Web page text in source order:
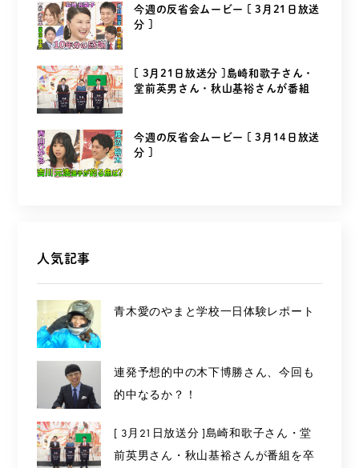
今週の反省会ムービー [ 3月21日放送
分 ]
[ 3月21日放送分 ]島崎和歌子さん・
堂前英男さん・秋山基裕さんが番組
今週の反省会ムービー [ 3月14日放送
分 ]
人気記事
青木愛のやまと学校一日体験レポート
連発予想的中の木下博勝さん、今回も
的中なるか？！
[ 3月21日放送分 ]島崎和歌子さん・堂
前英男さん・秋山基裕さんが番組を卒